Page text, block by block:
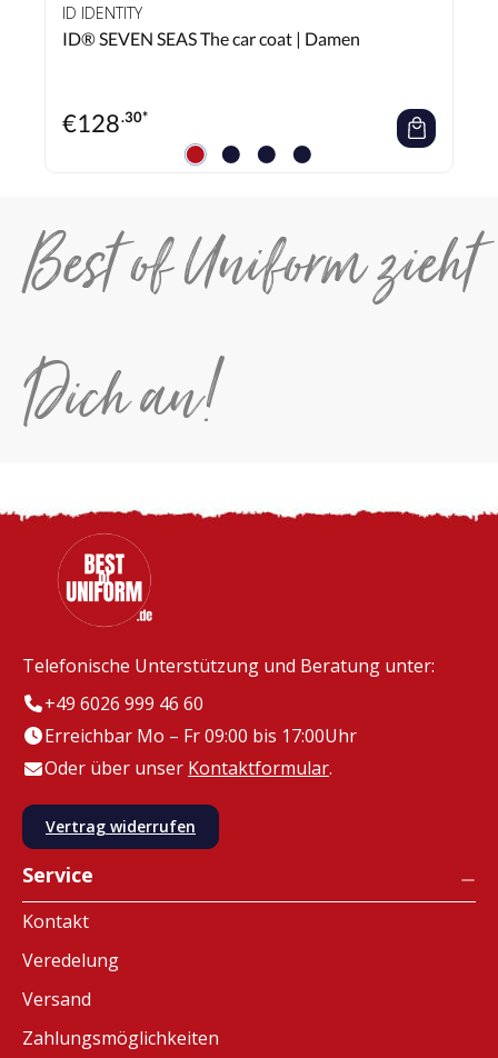
ID IDENTITY
ID® SEVEN SEAS The car coat | Damen
€128.30*
Best of Uniform zieht
Dich an!
Telefonische Unterstützung und Beratung unter:
+49 6026 999 46 60
Erreichbar Mo – Fr 09:00 bis 17:00Uhr
Oder über unser Kontaktformular.
Vertrag widerrufen
Service
Kontakt
Veredelung
Versand
Zahlungsmöglichkeiten